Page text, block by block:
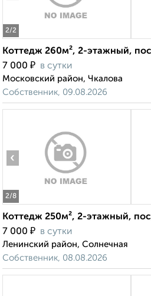
2/2
Коттедж 260м², 2-этажный,
7 000 ₽ в сутки
Московский район, Чкалова
Собственник, 09.08.2026
2/8
‹
Коттедж 250м², 2-этажный,
7 000 ₽ в сутки
Ленинский район, Солнечная
Собственник, 08.08.2026